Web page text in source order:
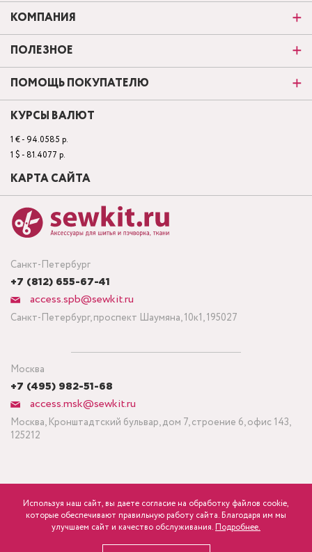
розница Минимальный заказ ткани от 3 метров
Санкт-Петербург
+7 (812) 655-67-41
access.spb@sewkit.ru
Санкт-Петербург, проспект Шаумяна, 10к1, 195027
Москва
+7 (495) 982-51-68
access.msk@sewkit.ru
Москва, Кронштадтский бульвар, дом 7, строение 6, офис 143,
125212
КОМПАНИЯ
ПОЛЕЗНОЕ
ПОМОЩЬ ПОКУПАТЕЛЮ
КУРСЫ ВАЛЮТ
1 € - 94.0585 р.
1 $ - 81.4077 р.
КАРТА САЙТА
Политика конфиденциальности
ПОДПИСАТЬСЯ НА НОВОСТИ
Используя наш сайт, вы даете согласие на обработку файлов cookie,
которые обеспечивают правильную работу сайта. Благодаря им мы
улучшаем сайт и качество обслуживания. Подробнее.